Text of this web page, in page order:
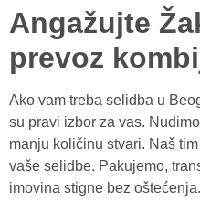
Angažujte
prevoz
Ako vam treba selidba u
su pravi izbor za vas.
manju količinu stvari. Naš
vaše selidbe. Pakujemo,
imovina stigne bez oštećenja.